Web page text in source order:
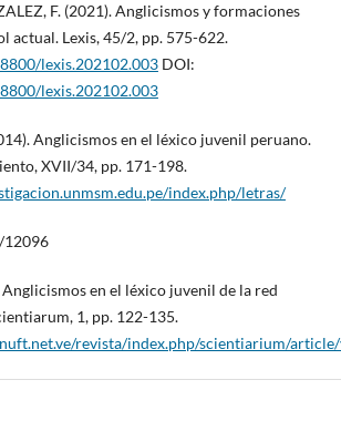
F. (2021). Anglicismos y formaciones
actual. Lexis, 45/2, pp. 575-622.
lexis.202102.003DOI:
lexis.202102.003
Anglicismos en el léxico juvenil peruano.
XVII/34, pp. 171-198.
index.php/letras/
Anglicismos en el léxico juvenil de la red
1, pp. 122-135.
revista/index.php/scientiarium/